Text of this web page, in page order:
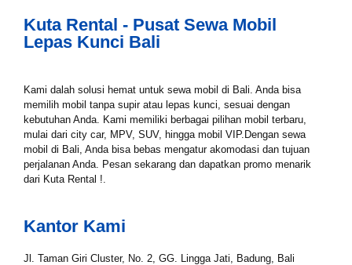
Kuta Rental - Pusat Sewa Mobil
Lepas Kunci Bali
Kami dalah solusi hemat untuk sewa mobil di Bali. Anda bisa
memilih mobil tanpa supir atau lepas kunci, sesuai dengan
kebutuhan Anda. Kami memiliki berbagai pilihan mobil terbaru,
mulai dari city car, MPV, SUV, hingga mobil VIP.Dengan sewa
mobil di Bali, Anda bisa bebas mengatur akomodasi dan tujuan
perjalanan Anda. Pesan sekarang dan dapatkan promo menarik
dari Kuta Rental !.
Tgl Mulai*
Tgl Selesai*
Email*
Kantor Kami
Jl. Taman Giri Cluster, No. 2, GG. Lingga Jati, Badung, Bali